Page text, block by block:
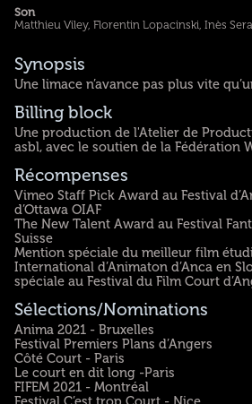
Son
Matthieu Viley, Florentin Lopacinski, Inès
Synopsis
Une limace n’avance pas plus vite
Billing block
Une production de l'Atelier de
asbl, avec le soutien de la Fédération
Récompenses
Vimeo Staff Pick Award au Festival
d’Ottawa OIAF
The New Talent Award au Festival
Suisse
Mention spéciale du meilleur film
International d’Animaton d’Anca en
spéciale au Festival du Film Court
Sélections/Nominations
Anima 2021 - Bruxelles
Festival Premiers Plans d’Angers
Côté Court - Paris
Le court en dit long -Paris
FIFEM 2021 - Montréal